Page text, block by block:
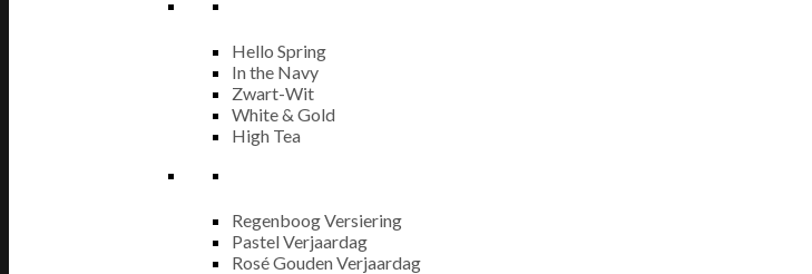
Hello Spring
In the Navy
Zwart-Wit
White & Gold
High Tea
Regenboog Versiering
Pastel Verjaardag
Rosé Gouden Verjaardag